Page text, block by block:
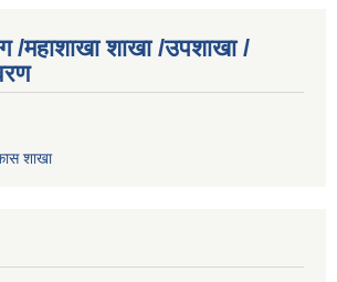
/महाशाखा शाखा /उपशाखा /
शाखा